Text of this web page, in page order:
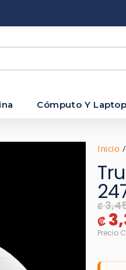
Cómputo Y
Inicio
₡
₡